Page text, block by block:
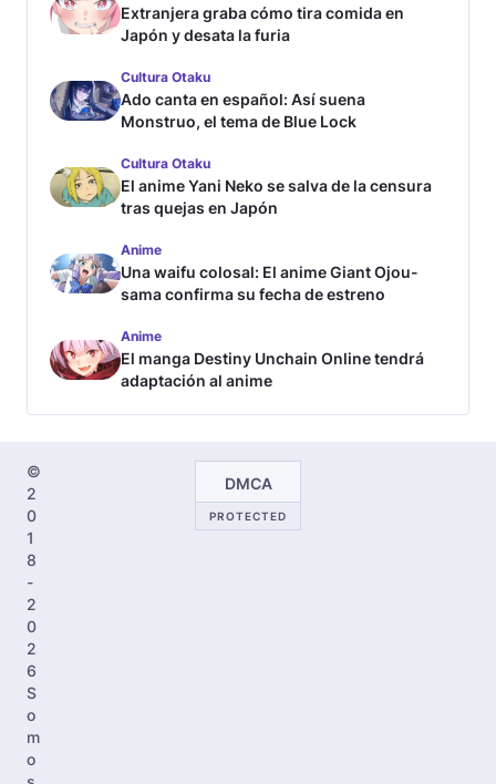
Extranjera graba cómo tira comida en
Japón y desata la furia
Cultura Otaku
Ado canta en español: Así suena
Monstruo, el tema de Blue Lock
Cultura Otaku
El anime Yani Neko se salva de la censura
tras quejas en Japón
Anime
Una waifu colosal: El anime Giant Ojou-
sama confirma su fecha de estreno
Anime
El manga Destiny Unchain Online tendrá
adaptación al anime
©
2
0
1
8
-
2
0
2
6
S
o
m
o
DMCA
PROTECTED